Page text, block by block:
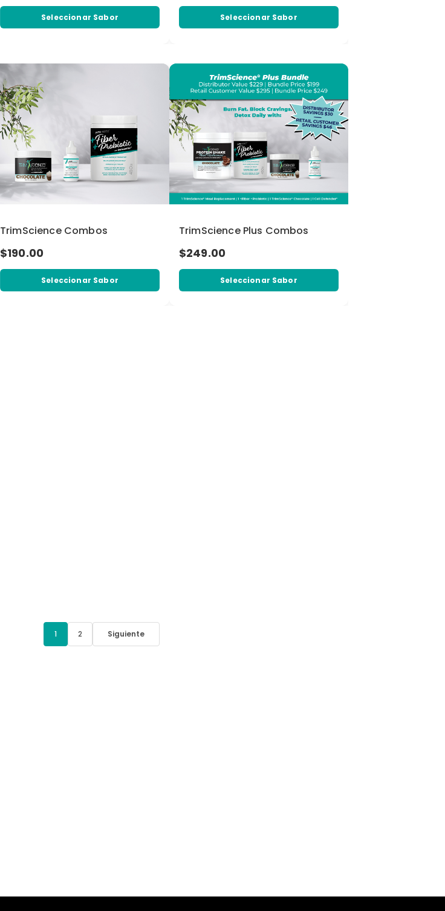
Seleccionar Sabor Seleccionar Sabor
TrimScience Combos
$190.00
Seleccionar Sabor
TrimScience Plus Combos
$249.00
Seleccionar Sabor
1 2 Siguiente